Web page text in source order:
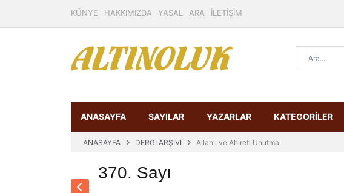
KÜNYE HAKKIMIZDA YASAL ARA İLETİŞİM
ANASAYFA SAYILAR YAZARLAR KATEGORİLER
ANASAYFA DERGİ ARŞİVİ Allah'ı ve Ahireti Unutma
370. Sayı